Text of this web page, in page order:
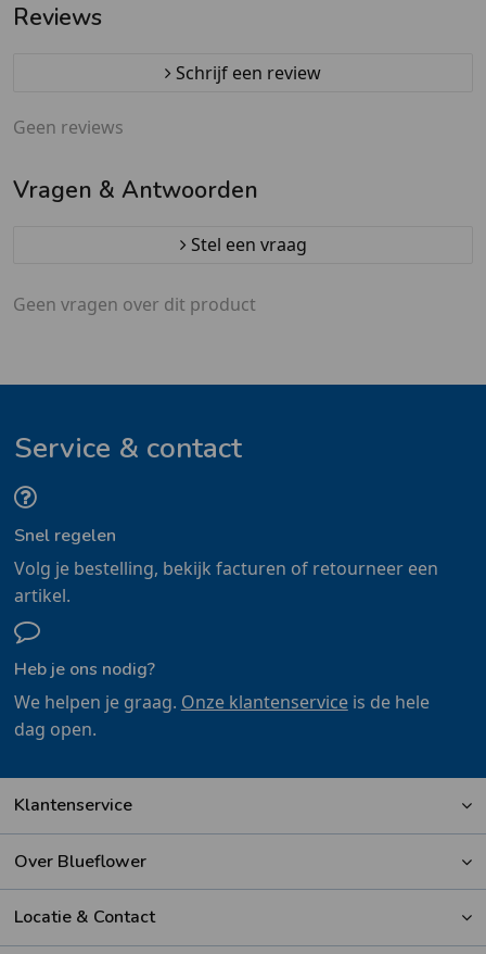
Reviews
Schrijf een review
Geen reviews
Vragen & Antwoorden
Stel een vraag
Geen vragen over dit product
Service & contact
Snel regelen
Volg je bestelling, bekijk facturen of retourneer een
artikel.
Heb je ons nodig?
We helpen je graag. Onze klantenserviceis de hele
dag open.
Klantenservice
Over Blueflower
Locatie & Contact